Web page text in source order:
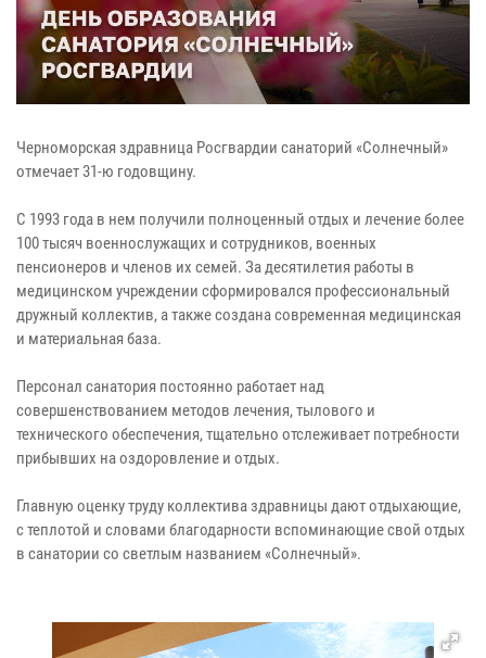
Черноморская здравница Росгвардии санаторий «Солнечный»
отмечает 31-ю годовщину.
С 1993 года в нем получили полноценный отдых и лечение более
100 тысяч военнослужащих и сотрудников, военных
пенсионеров и членов их семей. За десятилетия работы в
медицинском учреждении сформировался профессиональный
дружный коллектив, а также создана современная медицинская
и материальная база.
Персонал санатория постоянно работает над
совершенствованием методов лечения, тылового и
технического обеспечения, тщательно отслеживает потребности
прибывших на оздоровление и отдых.
Главную оценку труду коллектива здравницы дают отдыхающие,
с теплотой и словами благодарности вспоминающие свой отдых
в санатории со светлым названием «Солнечный».